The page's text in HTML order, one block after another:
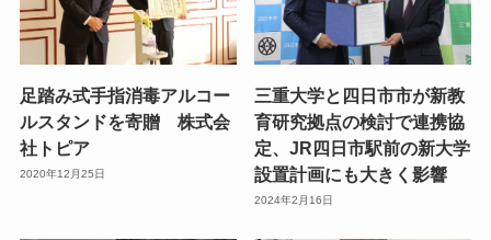
足踏み式手指消毒アルコー
ルスタンドを寄贈 株式会
社トピア
2020年12月25日
三重大学と四日市市が新教
育研究拠点の検討で連携協
定、JR四日市駅前の新大学
設置計画にも大きく影響
2024年2月16日